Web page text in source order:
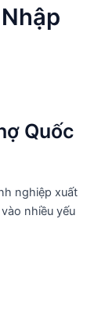
Quốc
nghiệp xuất
nhiều yếu